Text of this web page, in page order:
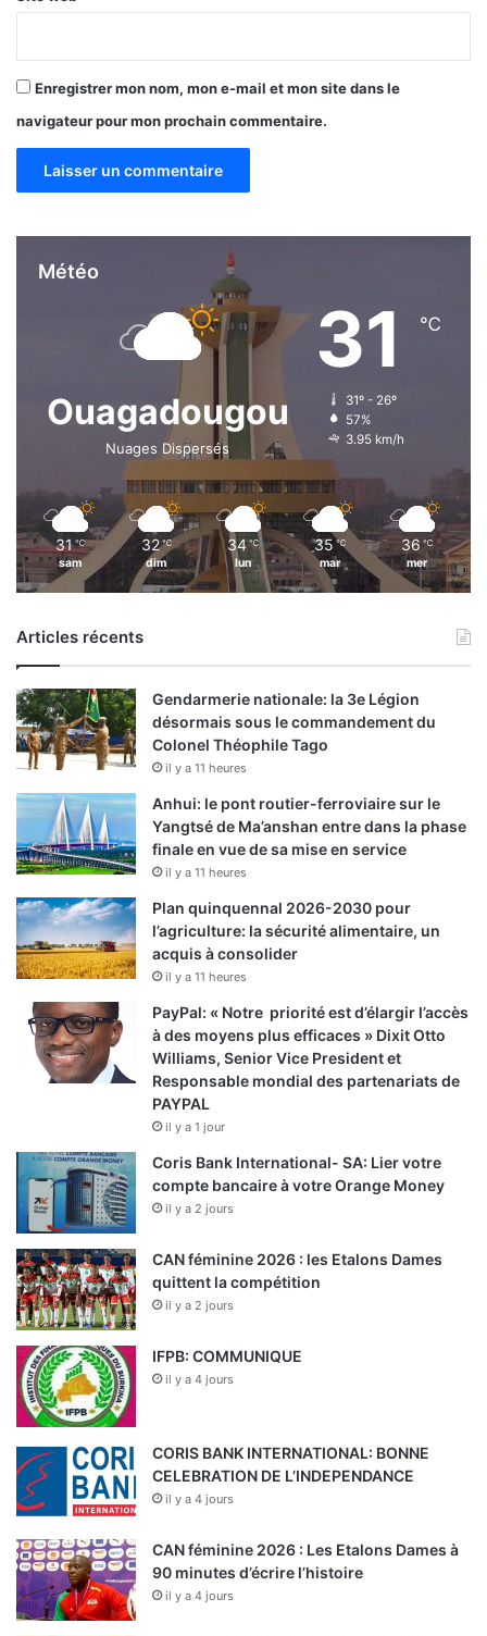
Enregistrer mon nom, mon e-mail et mon site dans le
navigateur pour mon prochain commentaire.
Météo
Ouagadougou
Nuages Dispersés
31 ℃
31º - 26º
57%
3.95 km/h
31 ℃
sam
32 ℃
dim
34 ℃
lun
35 ℃
mar
36 ℃
mer
Articles récents
Gendarmerie nationale: la 3e Légion
désormais sous le commandement du
Colonel Théophile Tago
il y a 11 heures
Anhui: le pont routier-ferroviaire sur le
Yangtsé de Ma’anshan entre dans la phase
finale en vue de sa mise en service
il y a 11 heures
Plan quinquennal 2026-2030 pour
l’agriculture: la sécurité alimentaire, un
acquis à consolider
il y a 11 heures
PayPal: « Notre priorité est d’élargir l’accès
à des moyens plus efficaces » Dixit Otto
Williams, Senior Vice President et
Responsable mondial des partenariats de
PAYPAL
il y a 1 jour
Coris Bank International- SA: Lier votre
compte bancaire à votre Orange Money
il y a 2 jours
CAN féminine 2026 : les Etalons Dames
quittent la compétition
il y a 2 jours
IFPB: COMMUNIQUE
il y a 4 jours
CORIS BANK INTERNATIONAL: BONNE
CELEBRATION DE L’INDEPENDANCE
il y a 4 jours
CAN féminine 2026 : Les Etalons Dames à
90 minutes d’écrire l’histoire
il y a 4 jours